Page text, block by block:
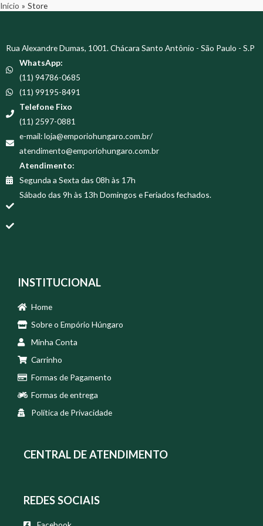
Início Store
Rua Alexandre Dumas, 1001. Chácara Santo Antônio - São Paulo - S.P
WhatsApp:
(11) 94786-0685
(11) 99195-8491
Telefone Fixo
(11) 2597-0881
e-mail: loja@emporiohungaro.com.br/
atendimento@emporiohungaro.com.br
Atendimento:
Segunda a Sexta das 08h às 17h
Sábado das 9h às 13h Domingos e Feriados fechados.
INSTITUCIONAL
Home
Sobre o Empório Húngaro
Minha Conta
Carrinho
Formas de Pagamento
Formas de entrega
Política de Privacidade
CENTRAL DE ATENDIMENTO
REDES SOCIAIS